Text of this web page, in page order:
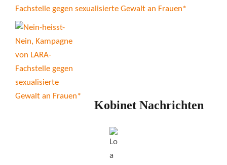
Fachstelle gegen sexualisierte Gewalt an Frauen*
Kobinet Nachrichten